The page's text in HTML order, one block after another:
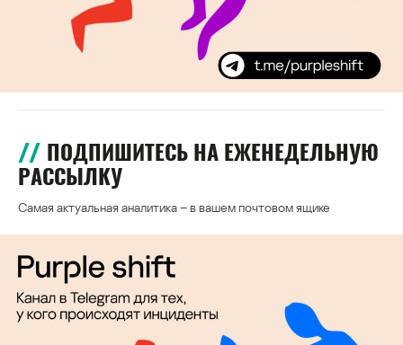
ПОДПИШИТЕСЬ НА ЕЖЕНЕДЕЛЬНУЮ
РАССЫЛКУ
Самая актуальная аналитика – в вашем почтовом ящике